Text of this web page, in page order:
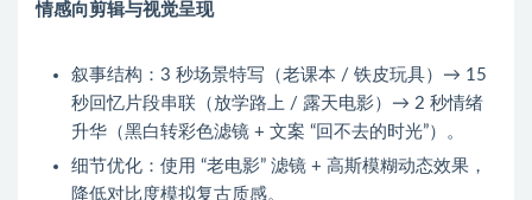
情感向剪辑与视觉呈现
叙事结构：3 秒场景特写（老课本 / 铁皮玩具）→ 15
秒回忆片段串联（放学路上 / 露天电影）→ 2 秒情绪
升华（黑白转彩色滤镜 + 文案 “回不去的时光”）。
细节优化：使用 “老电影” 滤镜 + 高斯模糊动态效果，
降低对比度模拟复古质感。